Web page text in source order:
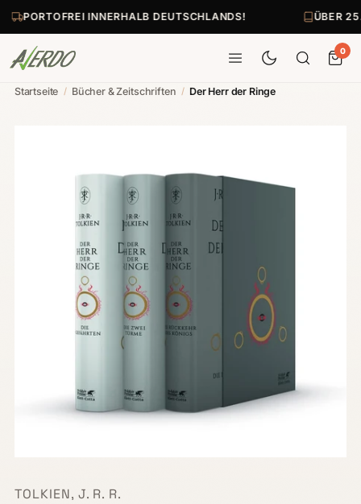
PORTOFREI INNERHALB DEUTSCHLANDS! ÜBER
0
Startseite / Bücher & Zeitschriften / Der Herr der Ringe
TOLKIEN, J. R. R.